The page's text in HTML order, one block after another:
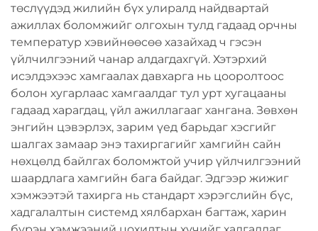
төслүүдэд жилийн бүх улиралд найдвартай
ажиллах боломжийг олгохын тулд гадаад орчны
температур хэвийнөөсөө хазайхад ч гэсэн
үйлчилгээний чанар алдагдахгүй. Хэтэрхий
исэлдэхээс хамгаалах давхарга нь цооролтоос
болон хугарлаас хамгаалдаг тул урт хугацааны
гадаад харагдац, үйл ажиллагааг хангана. Зөвхөн
энгийн цэвэрлэх, зарим үед барьдаг хэсгийг
шалгах замаар энэ тахиргагийг хамгийн сайн
нөхцөлд байлгах боломжтой учир үйлчилгээний
шаардлага хамгийн бага байдаг. Эдгээр жижиг
хэмжээтэй тахирга нь стандарт хэрэгслийн бүс,
хадгалалтын системд хялбархан багтаж, харин